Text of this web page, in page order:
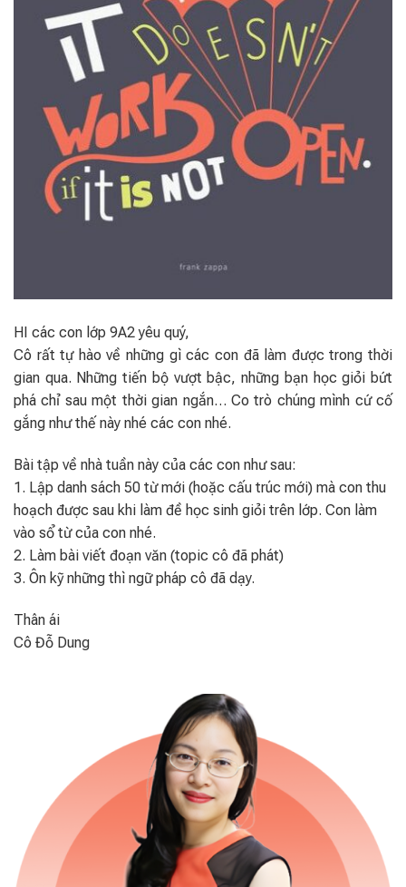
HI các con lớp 9A2 yêu quý,
Cô rất tự hào về những gì các con đã làm được trong thời
gian qua. Những tiến bộ vượt bậc, những bạn học giỏi bứt
phá chỉ sau một thời gian ngắn… Co trò chúng mình cứ cố
gắng như thế này nhé các con nhé.
Bài tập về nhà tuần này của các con như sau:
1. Lập danh sách 50 từ mới (hoặc cấu trúc mới) mà con thu
hoạch được sau khi làm đề học sinh giỏi trên lớp. Con làm
vào sổ từ của con nhé.
2. Làm bài viết đoạn văn (topic cô đã phát)
3. Ôn kỹ những thì ngữ pháp cô đã dạy.
Thân ái
Cô Đỗ Dung